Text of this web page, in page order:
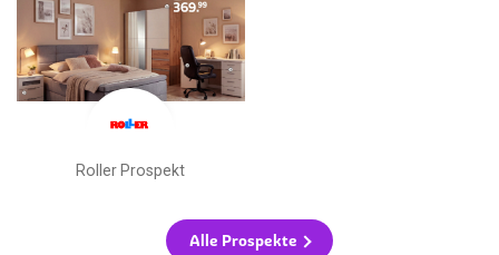
Roller Prospekt
Alle Prospekte